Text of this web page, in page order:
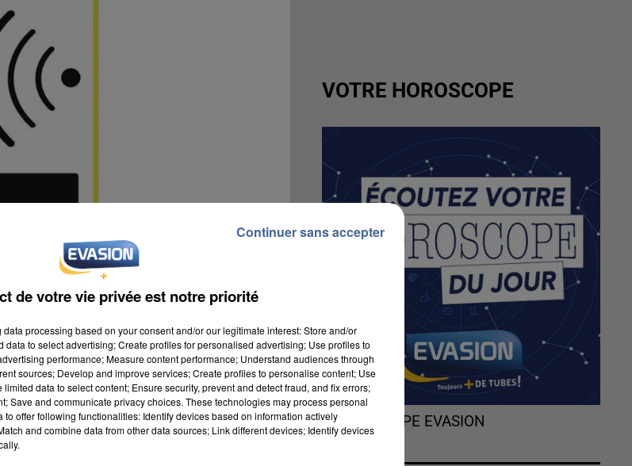
un étudiant de 19 ans du Nord-pas-
VOTRE HOROSCOPE
L'HOROSCOPE EVASION
de votre vie privée est notre priorité
processing based on your consent and/or our legitimate interest: Store and/or
to select advertising; Create profiles for personalised advertising; Use profiles to
performance; Measure content performance; Understand audiences through
sources; Develop and improve services; Create profiles to personalise content; Use
data to select content; Ensure security, prevent and detect fraud, and fix errors;
Save and communicate privacy choices. These technologies may process personal
offer following functionalities: Identify devices based on information actively
and combine data from other data sources; Link different devices; Identify devices
Continuer sans accepter